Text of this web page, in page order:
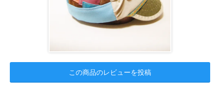
この商品のレビューを投稿